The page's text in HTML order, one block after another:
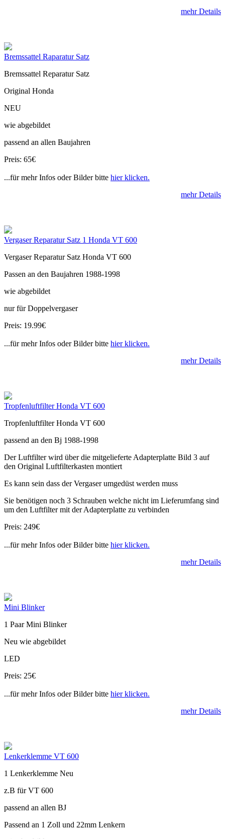
mehr Details
Bremssattel Raparatur Satz
Bremssattel Reparatur Satz
Original Honda
NEU
wie abgebildet
passend an allen Baujahren
Preis: 65€
...für mehr Infos oder Bilder bitte hier klicken.
mehr Details
Vergaser Reparatur Satz 1 Honda VT 600
Vergaser Reparatur Satz Honda VT 600
Passen an den Baujahren 1988-1998
wie abgebildet
nur für Doppelvergaser
Preis: 19.99€
...für mehr Infos oder Bilder bitte hier klicken.
mehr Details
Tropfenluftfilter Honda VT 600
Tropfenluftfilter Honda VT 600
passend an den Bj 1988-1998
Der Luftfilter wird über die mitgelieferte Adapterplatte Bild 3 auf
den Original Luftfilterkasten montiert
Es kann sein dass der Vergaser umgedüst werden muss
Sie benötigen noch 3 Schrauben welche nicht im Lieferumfang sind
um den Luftfilter mit der Adapterplatte zu verbinden
Preis: 249€
...für mehr Infos oder Bilder bitte hier klicken.
mehr Details
Mini Blinker
1 Paar Mini Blinker
Neu wie abgebildet
LED
Preis: 25€
...für mehr Infos oder Bilder bitte hier klicken.
mehr Details
Lenkerklemme VT 600
1 Lenkerklemme Neu
z.B für VT 600
passend an allen BJ
Passend an 1 Zoll und 22mm Lenkern